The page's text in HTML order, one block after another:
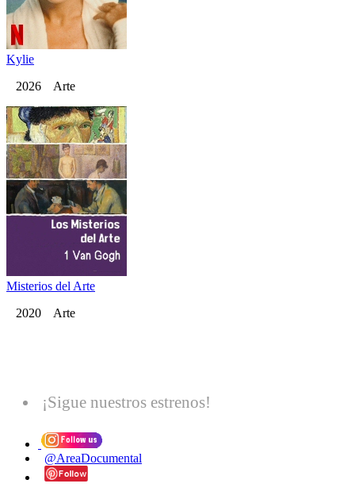
Kylie
2026 Arte
Misterios del Arte
2020 Arte
¡Sigue nuestros estrenos!
@AreaDocumental